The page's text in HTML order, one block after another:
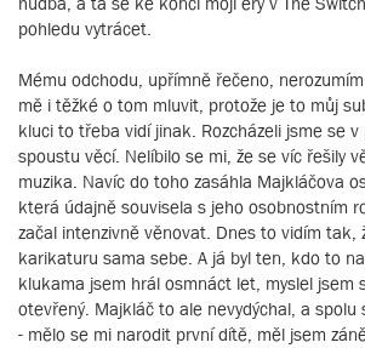
pohledu vytrácet.
Mému odchodu, upřímně řečeno,
mě i těžké o tom mluvit, protože je to můj
kluci to třeba vidí jinak. Rozcházeli jsme se v
spoustu věcí. Nelíbilo se mi, že se víc řešily
muzika. Navíc do toho zasáhla Majkláčova
která údajně souvisela s jeho osobnostním
začal intenzivně věnovat. Dnes to vidím tak,
karikaturu sama sebe. A já byl ten, kdo to
klukama jsem hrál osmnáct let, myslel jsem
otevřený. Majkláč to ale nevydýchal, a spolu
- mělo se mi narodit první dítě, měl jsem